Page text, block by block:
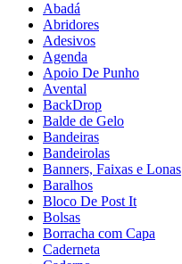
Abadá
Abridores
Adesivos
Agenda
Apoio De Punho
Avental
BackDrop
Balde de Gelo
Bandeiras
Bandeirolas
Banners, Faixas e Lonas
Baralhos
Bloco De Post It
Bolsas
Borracha com Capa
Caderneta